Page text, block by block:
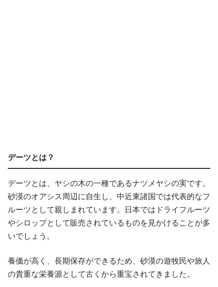
デーツとは？
デーツとは、ヤシの木の一種であるナツメヤシの実です。
砂漠のオアシス周辺に自生し、中近東諸国では代表的なフ
ルーツとして親しまれています。日本ではドライフルーツ
やシロップとして販売されているものを見かけることが多
いでしょう。
養価が高く、長期保存ができるため、砂漠の遊牧民や旅人
の貴重な栄養源として古くから重宝されてきました。